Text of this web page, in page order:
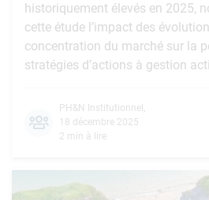
historiquement élevés en 2025,
cette étude l’impact des
concentration du marché sur la
stratégies d’actions à gestion
PH&N Institutionnel ,
18 décembre 2025
2 min à lire